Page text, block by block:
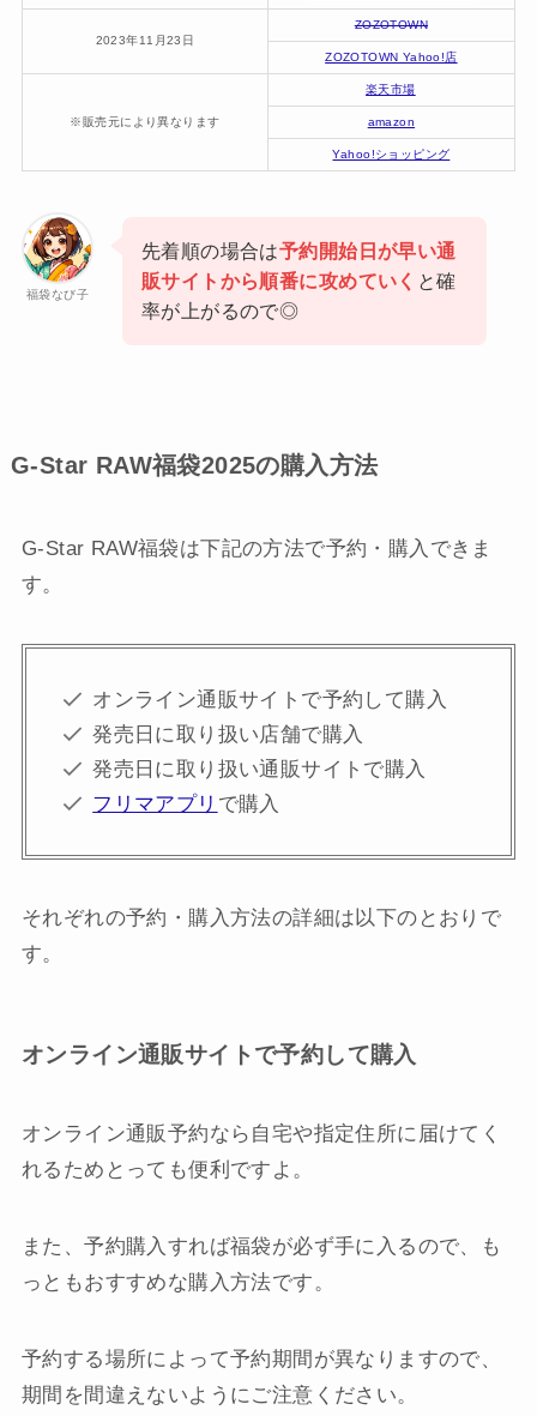
2023年11月23日
ZOZOTOWN
ZOZOTOWN Yahoo!店
※販売元により異なります
楽天市場
amazon
Yahoo!ショッピング
福袋なび子
先着順の場合は予約開始日が早い通
販サイトから順番に攻めていく と確
率が上がるので◎
G-Star RAW福袋2025の購入方法
G-Star RAW福袋は下記の方法で予約・購入できま
す。
オンライン通販サイトで予約して購入
発売日に取り扱い店舗で購入
発売日に取り扱い通販サイトで購入
フリマアプリ で購入
それぞれの予約・購入方法の詳細は以下のとおりで
す。
オンライン通販サイトで予約して購入
オンライン通販予約なら自宅や指定住所に届けてく
れるためとっても便利ですよ。
また、予約購入すれば福袋が必ず手に入るので、も
っともおすすめな購入方法です。
予約する場所によって予約期間が異なりますので、
期間を間違えないようにご注意ください。